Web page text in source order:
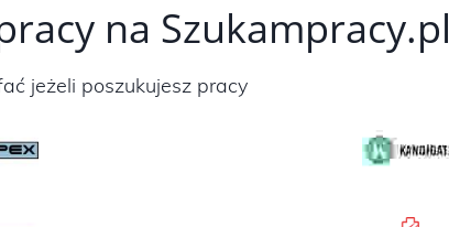
na Szukampracy.pl
jeżeli poszukujesz pracy